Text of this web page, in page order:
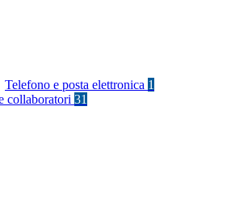
Telefono e posta elettronica 1
collaboratori 31